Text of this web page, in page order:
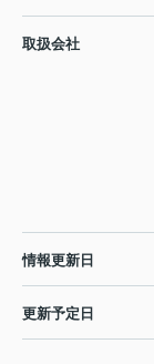
取扱会社
情報更新日
更新予定日